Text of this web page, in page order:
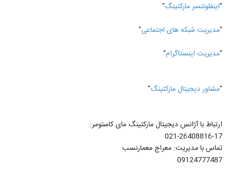
"اینفلوئنسر مارکتینگ"
"مدیریت شبکه های اجتماعی"
"مدیریت اینستاگرام"
"مشاور دیجیتال مارکتینگ"
ارتباط با آژانس دیجیتال مارکتینگ مای کاستومر:
021-26408816-17
تماس با مدیریت: معراج معمارنسب
09124777487